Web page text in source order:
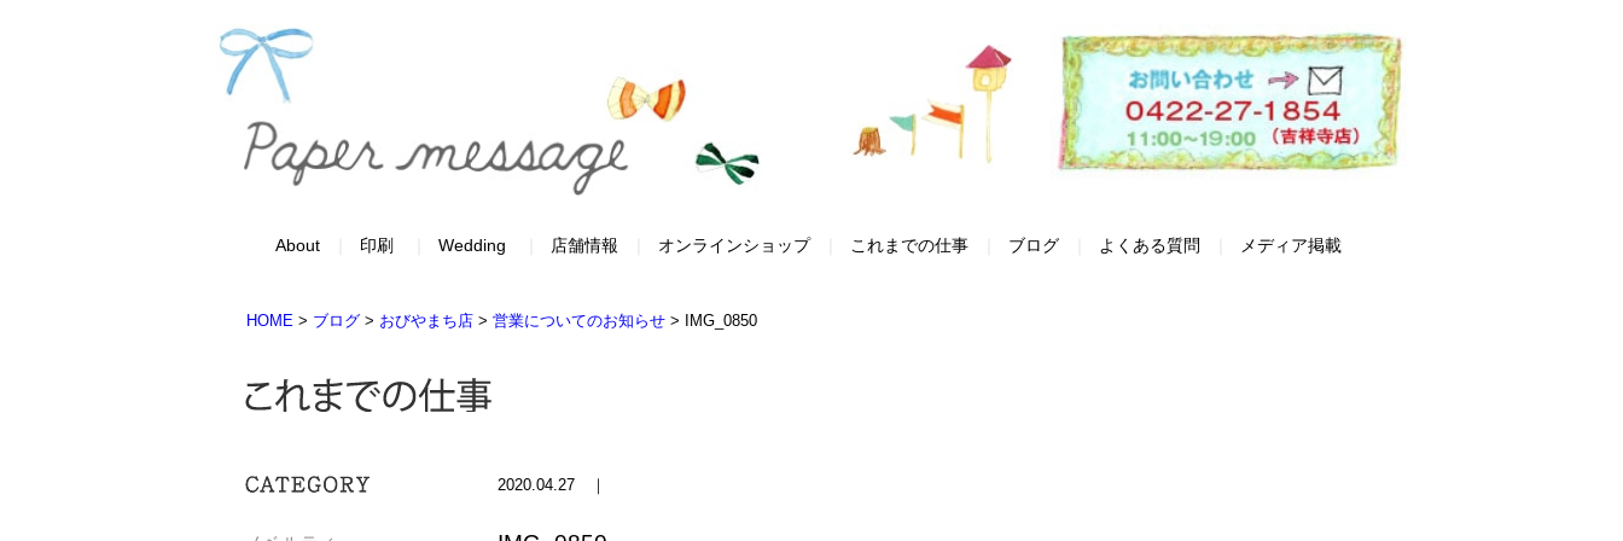
About 印刷 Wedding 店舗情報 オンラインショップ これまでの仕事 ブログ よくある質問 メディア掲載
HOME > ブログ > おびやまち店 > 営業についてのお知らせ > IMG_0850
2020.04.27 ｜